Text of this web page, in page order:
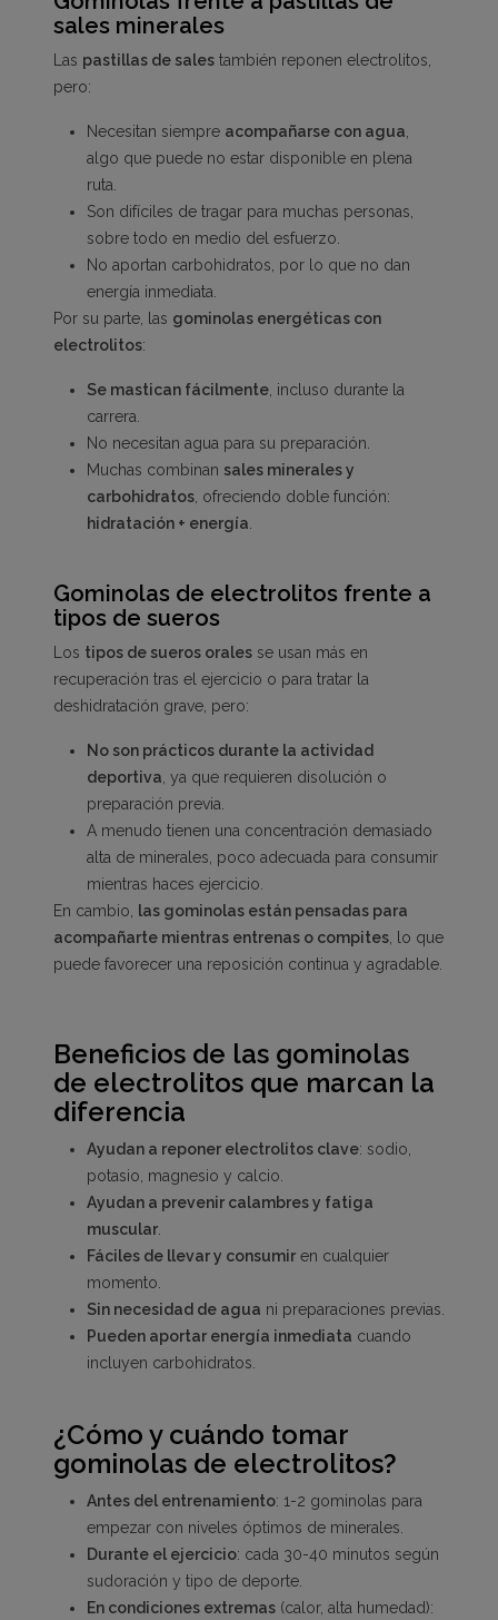
sales minerales
Las pastillas de sales también reponen electrolitos,
pero:
Necesitan siempre acompañarse con agua
algo que puede no estar disponible en plena
ruta.
Son difíciles de tragar para muchas personas,
sobre todo en medio del esfuerzo.
No aportan carbohidratos, por lo que no dan
energía inmediata.
Por su parte, las gominolas energéticas con
electrolitos:
Se mastican fácilmente , incluso durante la
carrera.
No necesitan agua para su preparación.
Muchas combinan sales minerales y
carbohidratos , ofreciendo doble función:
hidratación + energía
Gominolas de electrolitos frente a
tipos de sueros
Los tipos de sueros orales se usan más en
recuperación tras el ejercicio o para tratar la
deshidratación grave, pero:
No son prácticos durante la actividad
deportiva , ya que requieren disolución o
preparación previa.
A menudo tienen una concentración demasiado
alta de minerales, poco adecuada para consumir
mientras haces ejercicio.
En cambio,
las gominolas están pensadas para
acompañarte mientras entrenas o compites , lo que
puede favorecer una reposición continua y agradable.
Beneficios de las gominolas
de electrolitos que marcan la
diferencia
Ayudan a reponer electrolitos clave: sodio,
potasio, magnesio y calcio.
Ayudan a prevenir calambres y fatiga
muscular
Fáciles de llevar y consumir en cualquier
momento.
Sin necesidad de agua ni preparaciones previas.
Pueden aportar energía inmediata cuando
incluyen carbohidratos.
¿Cómo y cuándo tomar
gominolas de electrolitos?
Antes del entrenamiento: 1-2 gominolas para
empezar con niveles óptimos de minerales.
Durante el ejercicio: cada 30-40 minutos según
sudoración y tipo de deporte.
En condiciones extremas (calor, alta humedad):